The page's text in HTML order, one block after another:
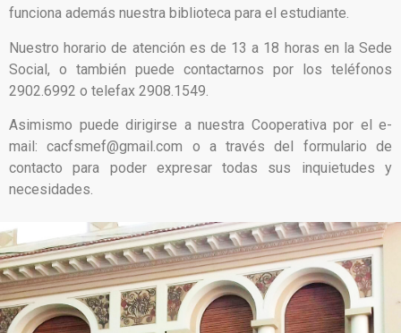
funciona además nuestra biblioteca para el estudiante.
Nuestro horario de atención es de 13 a 18 horas en la Sede
Social, o también puede contactarnos por los teléfonos
2902.6992 o telefax 2908.1549.
Asimismo puede dirigirse a nuestra Cooperativa por el e-
mail: cacfsmef@gmail.com o a través del formulario de
contacto para poder expresar todas sus inquietudes y
necesidades.